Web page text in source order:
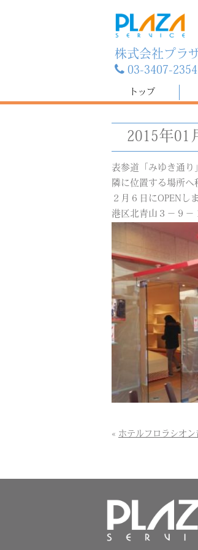
株式会社プラ
03-3407-2354
トップ
2015年
表参道「みゆき通り
隣に位置する場所へ
２月６日にOPENし
港区北青山３－９
« ホテルフロラシオン